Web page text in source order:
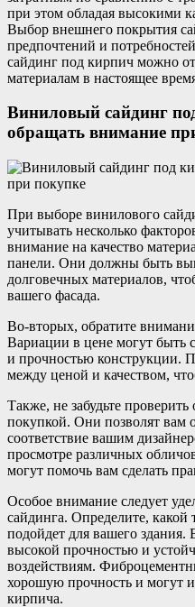
при этом обладая высокими
Выбор внешнего покрытия
предпочтений и
сайдинг под кирпич можно
материалам в настоящее
Виниловый сайдинг
обращать внимание
При выборе винилового
учитывать несколько
внимание на качество
панели. Они должны быть
долговечных материалов,
вашего фасада.
Во-вторых, обратите
Вариации в цене могут быть
и прочностью конструкции.
между ценой и качеством,
Также, не забудьте
покупкой. Они позволят вам
соответствие вашим
просмотре различных
могут помочь вам сделать
Особое внимание следует
сайдинга. Определите, какой
подойдет для вашего
высокой прочностью и
воздействиям.
хорошую прочность и могут
кирпича.